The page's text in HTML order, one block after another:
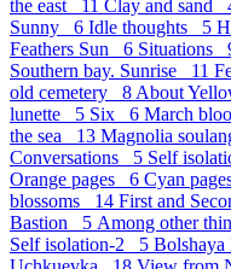
the east 11 Clay and sand
Sunny 6 Idle thoughts 5
Feathers Sun 6 Situations
Southern bay. Sunrise 11
old cemetery 8 About
lunette 5 Six 6 March
the sea 13 Magnolia
Conversations 5 Self
Orange pages 6 Cyan
blossoms 14 First and
Bastion 5 Аmong other
Self isolation-2 5